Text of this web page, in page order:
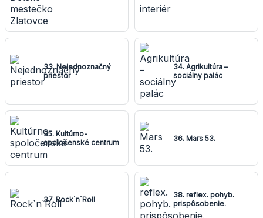
Zlatovce
33. Nejednoznačný
priestor
34. Agrikultúra –
sociálny palác
35. Kultúrno-
spoločenské centrum
36. Mars 53.
37. Rock`n`Roll
38. reflex. pohyb.
prispôsobenie.